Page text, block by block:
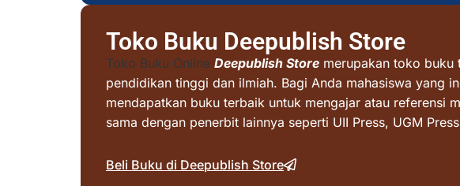
Toko Buku Deepublish Store
Toko Buku Online Deepublish Store merupakan toko buku
pendidikan tinggi dan ilmiah. Bagi Anda mahasiswa yang
mendapatkan buku terbaik untuk mengajar atau referensi
sama dengan penerbit lainnya seperti UII Press, UGM
Beli Buku di Deepublish Store